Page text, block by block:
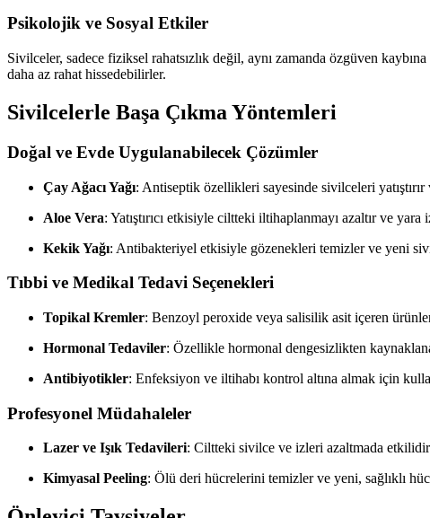
Psikolojik ve Sosyal Etkiler
Sivilceler, sadece fiziksel rahatsızlık değil, aynı zamanda özgüven
daha az rahat hissedebilirler.
Sivilcelerle Başa Çıkma Yöntemleri
Doğal ve Evde Uygulanabilecek Çözümler
Çay Ağacı Yağı: Antiseptik özellikleri sayesinde sivilceleri
Aloe Vera: Yatıştırıcı etkisiyle ciltteki iltihaplanmayı azaltır ve
Kekik Yağı: Antibakteriyel etkisiyle gözenekleri temizler ve yeni
Tıbbi ve Medikal Tedavi Seçenekleri
Topikal Kremler: Benzoyl peroxide veya salisilik asit içeren
Hormonal Tedaviler: Özellikle hormonal dengesizlikten
Antibiyotikler: Enfeksiyon ve iltihabı kontrol altına almak için
Profesyonel Müdahaleler
Lazer ve Işık Tedavileri: Ciltteki sivilce ve izleri azaltmada
Kimyasal Peeling: Ölü deri hücrelerini temizler ve yeni, sağlıklı